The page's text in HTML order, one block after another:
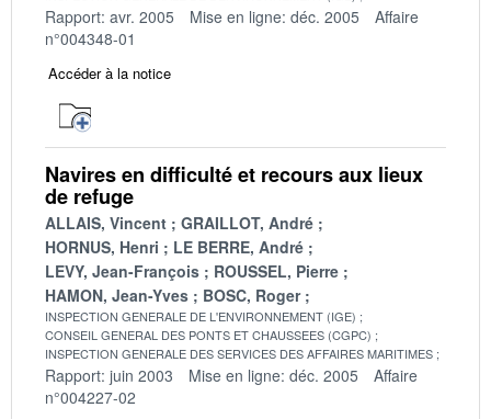
Rapport: avr. 2005 Mise en ligne: déc. 2005
Affaire
n°004348-01
Accéder à la notice
Navires en difficulté et recours aux lieux
de refuge
ALLAIS, Vincent
GRAILLOT, André
HORNUS, Henri
LE BERRE, André
LEVY, Jean-François
ROUSSEL, Pierre
HAMON, Jean-Yves
BOSC, Roger
INSPECTION GENERALE DE L'ENVIRONNEMENT (IGE)
CONSEIL GENERAL DES PONTS ET CHAUSSEES (CGPC)
INSPECTION GENERALE DES SERVICES DES AFFAIRES MARITIMES
Rapport: juin 2003 Mise en ligne: déc. 2005
Affaire
n°004227-02